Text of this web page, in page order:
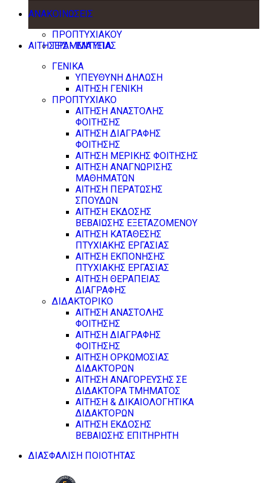
ΑΝΑΚΟΙΝΩΣΕΙΣ
ΠΡΟΠΤΥΧΙΑΚΟΥ
ΓΡΑΜΜΑΤΕΙΑΣ
ΑΙΤΗΣΕΙΣ - ΕΝΤΥΠΑ
ΓΕΝΙΚΑ
ΥΠΕΥΘΥΝΗ ΔΗΛΩΣΗ
ΑΙΤΗΣΗ ΓΕΝΙΚΗ
ΠΡΟΠΤΥΧΙΑΚΟ
ΑΙΤΗΣΗ ΑΝΑΣΤΟΛΗΣ
ΦΟΙΤΗΣΗΣ
ΑΙΤΗΣΗ ΔΙΑΓΡΑΦΗΣ
ΦΟΙΤΗΣΗΣ
ΑΙΤΗΣΗ ΜΕΡΙΚΗΣ ΦΟΙΤΗΣΗΣ
ΑΙΤΗΣΗ ΑΝΑΓΝΩΡΙΣΗΣ
ΜΑΘΗΜΑΤΩΝ
ΑΙΤΗΣΗ ΠΕΡΑΤΩΣΗΣ
ΣΠΟΥΔΩΝ
ΑΙΤΗΣΗ ΕΚΔΟΣΗΣ
ΒΕΒΑΙΩΣΗΣ ΕΞΕΤΑΖΟΜΕΝΟΥ
ΑΙΤΗΣΗ ΚΑΤΑΘΕΣΗΣ
ΠΤΥΧΙΑΚΗΣ ΕΡΓΑΣΙΑΣ
ΑΙΤΗΣΗ ΕΚΠΟΝΗΣΗΣ
ΠΤΥΧΙΑΚΗΣ ΕΡΓΑΣΙΑΣ
ΑΙΤΗΣΗ ΘΕΡΑΠΕΙΑΣ
ΔΙΑΓΡΑΦΗΣ
ΔΙΔΑΚΤΟΡΙΚΟ
ΑΙΤΗΣΗ ΑΝΑΣΤΟΛΗΣ
ΦΟΙΤΗΣΗΣ
ΑΙΤΗΣΗ ΔΙΑΓΡΑΦΗΣ
ΦΟΙΤΗΣΗΣ
ΑΙΤΗΣΗ ΟΡΚΩΜΟΣΙΑΣ
ΔΙΔΑΚΤΟΡΩΝ
ΑΙΤΗΣΗ ΑΝΑΓΟΡΕΥΣΗΣ ΣΕ
ΔΙΔΑΚΤΟΡΑ ΤΜΗΜΑΤΟΣ
ΑΙΤΗΣΗ & ΔΙΚΑΙΟΛΟΓΗΤΙΚΑ
ΔΙΔΑΚΤΟΡΩΝ
ΑΙΤΗΣΗ ΕΚΔΟΣΗΣ
ΒΕΒΑΙΩΣΗΣ ΕΠΙΤΗΡΗΤΗ
ΔΙΑΣΦΑΛΙΣΗ ΠΟΙΟΤΗΤΑΣ